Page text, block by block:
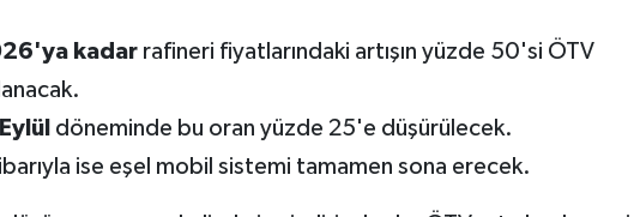
kadarrafineri fiyatlarındaki artışın yüzde 50'si ÖTV
döneminde bu oran yüzde 25'e düşürülecek.
ise eşel mobil sistemi tamamen sona erecek.